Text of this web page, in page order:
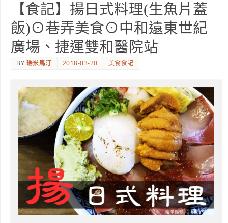
【食記】揚日式料理(生魚片蓋
飯)⊙巷弄美食⊙中和遠東世紀
廣場、捷運雙和醫院站
BY 瑞米馬汀 2018-03-20 美食食記